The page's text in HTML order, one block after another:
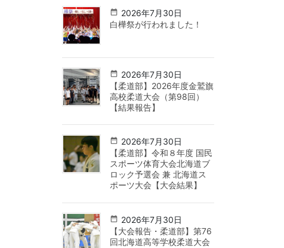
2026年7月30日
白樺祭が行われました！
2026年7月30日
【柔道部】2026年度金鷲旗
高校柔道大会（第98回）
【結果報告】
2026年7月30日
【柔道部】令和８年度 国民
スポーツ体育大会北海道ブ
ロック予選会 兼 北海道ス
ポーツ大会【大会結果】
2026年7月30日
【大会報告・柔道部】第76
回北海道高等学校柔道大会